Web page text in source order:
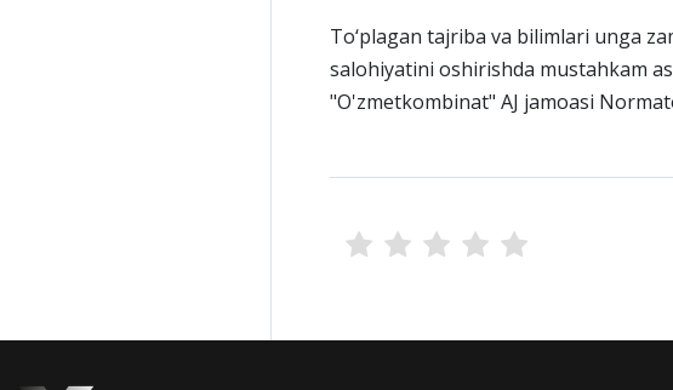
To‘plagan tajriba va bilimlari unga
salohiyatini oshirishda mustahkam
"O'zmetkombinat" AJ jamoasi